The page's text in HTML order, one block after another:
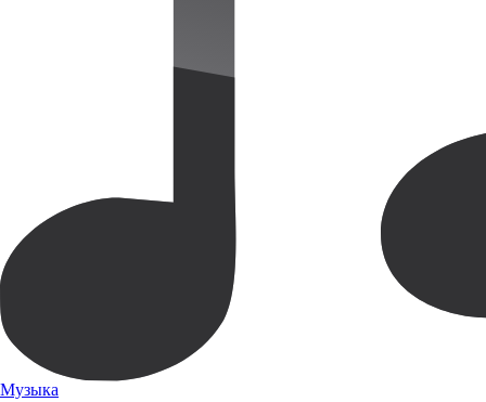
Музыка